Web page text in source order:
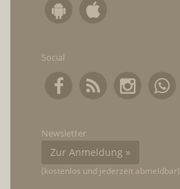
Social
Newsletter
Zur Anmeldung »
(kostenlos und jederzeit abmeldbar)